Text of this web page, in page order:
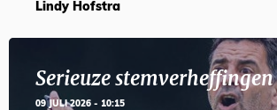
Lindy Hofstra
Serieuze
09 JULI 2026 - 10:15